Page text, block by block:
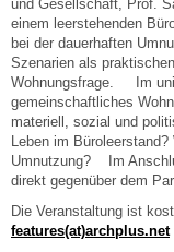
und Gesellschaft, Prof.
einem leerstehenden
bei der dauerhaften
Szenarien als
Wohnungsfrage. Im
gemeinschaftliches
materiell, sozial und
Leben im
Umnutzung? Im
direkt gegenüber dem
Die Veranstaltung ist
features(at)archplus.net